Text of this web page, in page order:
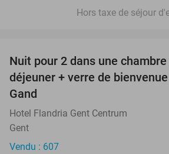
Hors taxe de séjour
Nuit pour 2 dans une
déjeuner + verre de
Gand
Hotel Flandria Gent Centrum
Gent
Vendu : 607